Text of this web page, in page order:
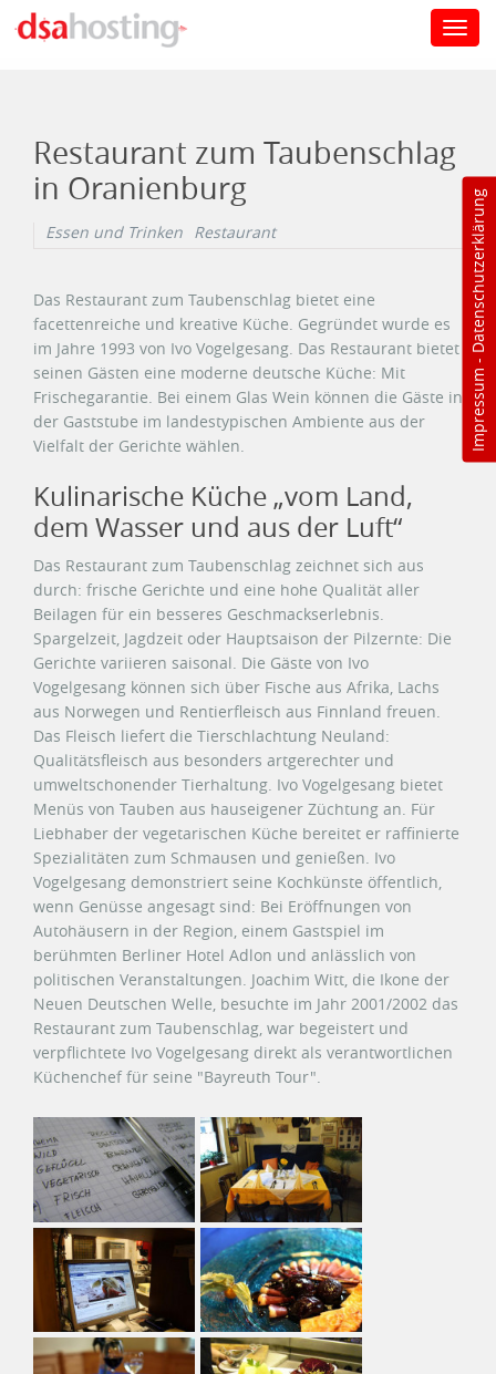
Impressum
-
Datenschutzerklärung
Restaurant zum Taubenschlag
in Oranienburg
Essen und Trinken Restaurant
Das Restaurant zum Taubenschlag bietet eine
facettenreiche und kreative Küche. Gegründet wurde es
im Jahre 1993 von Ivo Vogelgesang. Das Restaurant bietet
seinen Gästen eine moderne deutsche Küche: Mit
Frischegarantie. Bei einem Glas Wein können die Gäste in
der Gaststube im landestypischen Ambiente aus der
Vielfalt der Gerichte wählen.
Kulinarische Küche „vom Land,
dem Wasser und aus der Luft“
Das Restaurant zum Taubenschlag zeichnet sich aus
durch: frische Gerichte und eine hohe Qualität aller
Beilagen für ein besseres Geschmackserlebnis.
Spargelzeit, Jagdzeit oder Hauptsaison der Pilzernte: Die
Gerichte variieren saisonal. Die Gäste von Ivo
Vogelgesang können sich über Fische aus Afrika, Lachs
aus Norwegen und Rentierfleisch aus Finnland freuen.
Das Fleisch liefert die Tierschlachtung Neuland:
Qualitätsfleisch aus besonders artgerechter und
umweltschonender Tierhaltung. Ivo Vogelgesang bietet
Menüs von Tauben aus hauseigener Züchtung an. Für
Liebhaber der vegetarischen Küche bereitet er raffinierte
Spezialitäten zum Schmausen und genießen. Ivo
Vogelgesang demonstriert seine Kochkünste öffentlich,
wenn Genüsse angesagt sind: Bei Eröffnungen von
Autohäusern in der Region, einem Gastspiel im
berühmten Berliner Hotel Adlon und anlässlich von
politischen Veranstaltungen. Joachim Witt, die Ikone der
Neuen Deutschen Welle, besuchte im Jahr 2001/2002 das
Restaurant zum Taubenschlag, war begeistert und
verpflichtete Ivo Vogelgesang direkt als verantwortlichen
Küchenchef für seine "Bayreuth Tour".